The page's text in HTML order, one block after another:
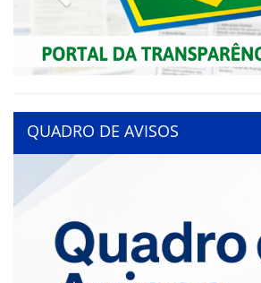
QUADRO DE AVISOS